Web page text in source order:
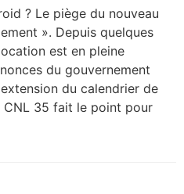
? Le piège du nouveau
». Depuis quelques
est en pleine
du gouvernement
du calendrier de
CNL 35 fait le point pour